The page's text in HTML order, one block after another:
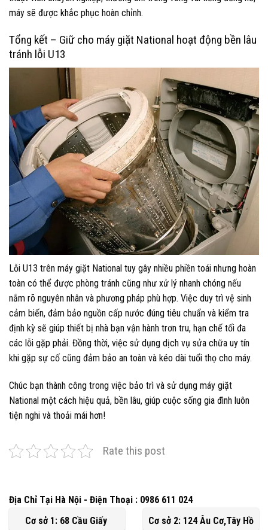
máy sẽ được khắc phục hoàn chỉnh.
Tổng kết – Giữ cho máy giặt National hoạt động bền lâu
tránh lỗi U13
Lỗi U13 trên máy giặt National tuy gây nhiều phiền toái nhưng hoàn
toàn có thể được phòng tránh cũng như xử lý nhanh chóng nếu
nắm rõ nguyên nhân và phương pháp phù hợp. Việc duy trì vệ sinh
cảm biến, đảm bảo nguồn cấp nước đúng tiêu chuẩn và kiểm tra
định kỳ sẽ giúp thiết bị nhà bạn vận hành trơn tru, hạn chế tối đa
các lỗi gặp phải. Đồng thời, việc sử dụng dịch vụ sửa chữa uy tín
khi gặp sự cố cũng đảm bảo an toàn và kéo dài tuổi thọ cho máy.
Chúc bạn thành công trong việc bảo trì và sử dụng máy giặt
National một cách hiệu quả, bền lâu, giúp cuộc sống gia đình luôn
tiện nghi và thoải mái hơn!
Rate this post
Địa Chỉ Tại Hà Nội - Điện Thoại : 0986 611 024
Cơ sở 1: 68 Cầu Giấy
Cơ sở 2: 124 Âu Cơ,Tây Hồ